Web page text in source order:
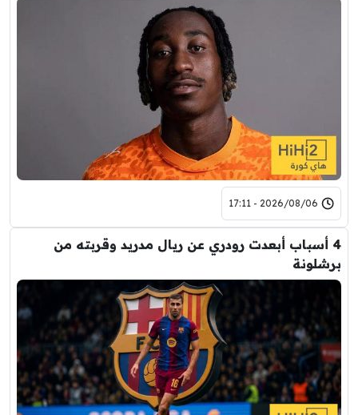
2026/08/06 - 17:11
4 أسباب أبعدت رودري عن ريال مدريد وقربته من
برشلونة